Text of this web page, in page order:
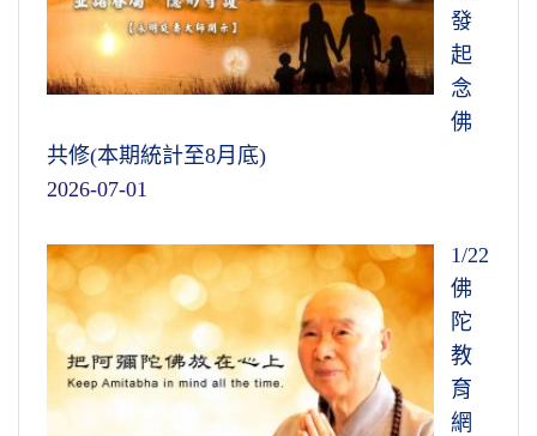
發
起
念
佛
共修(本期統計至8月底)
2026-07-01
1/22
佛
陀
教
育
網